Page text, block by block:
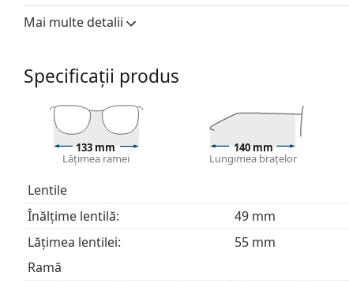
inclusiv cele cu putere optică mai mare.
Pernițele de nas reglabile permit o ușoară
deteriorarea sau ruperea cauzată de un tratament
Accesorii
Livrăm ochelarii în husa lor originală. Culoarea
Laveta furnizată este ideală pentru curățarea și
fie livrate cu un săculeț textil în loc de lavetă.
Explorează întreaga gamă de
nostru de ochelaridacă ai nevoie de ajutor pentru a
Acesta este un dispozitiv medical. Citiți instrucțiunile
Mai multe detalii
Specificații produs
133 mm
Lățimea ramei
140 mm
Lungimea brațelor
Lentile
Înălțime lentilă:
49 mm
Lățimea lentilei:
55 mm
Ramă